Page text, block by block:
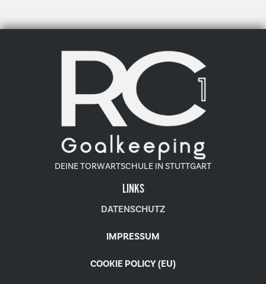
DEINE TORWARTSCHULE IN STUTTGART
LINKS
DATENSCHUTZ
IMPRESSUM
COOKIE POLICY (EU)